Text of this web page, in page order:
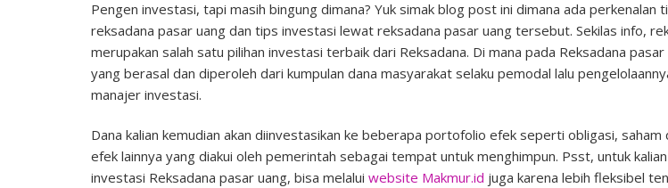
Pengen investasi, tapi masih bingung dimana? Yuk simak blog post ini dimana ada perkenalan
reksadana pasar uang dan tips investasi lewat reksadana pasar uang tersebut. Sekilas info,
merupakan salah satu pilihan investasi terbaik dari Reksadana. Di mana pada Reksadana
yang berasal dan diperoleh dari kumpulan dana masyarakat selaku pemodal lalu
manajer investasi.
Dana kalian kemudian akan diinvestasikan ke beberapa portofolio efek seperti obligasi, saham
efek lainnya yang diakui oleh pemerintah sebagai tempat untuk menghimpun. Psst, untuk
investasi Reksadana pasar uang, bisa melalui website Makmur.id juga karena lebih fleksibel